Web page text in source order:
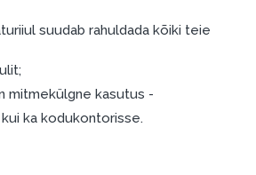
suudab rahuldada kõiki teie
mitmekülgne kasutus -
ka kodukontorisse.